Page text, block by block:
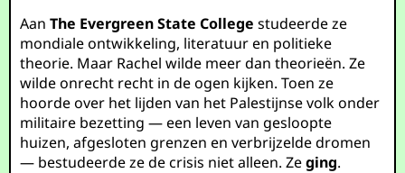
AanThe Evergreen State College studeerde ze
mondiale ontwikkeling, literatuur en politieke
theorie. Maar Rachel wilde meer dan theorieën. Ze
wilde onrecht recht in de ogen kijken. Toen ze
hoorde over het lijden van het Palestijnse volk onder
militaire bezetting — een leven van gesloopte
huizen, afgesloten grenzen en verbrijzelde dromen
— bestudeerde ze de crisis niet alleen. Zeging.